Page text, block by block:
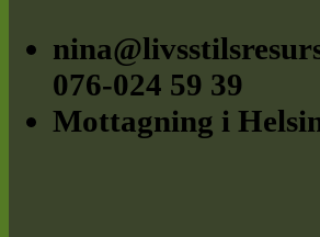
076-024 59 39
Mottagning i